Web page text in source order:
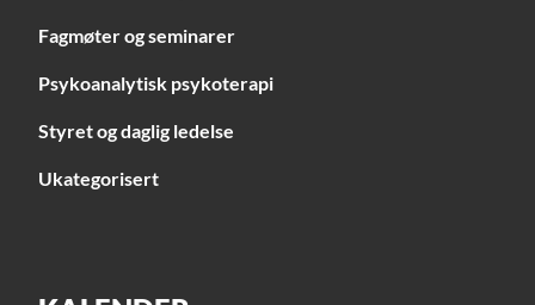
Fagmøter og seminarer
Psykoanalytisk psykoterapi
Styret og daglig ledelse
Ukategorisert